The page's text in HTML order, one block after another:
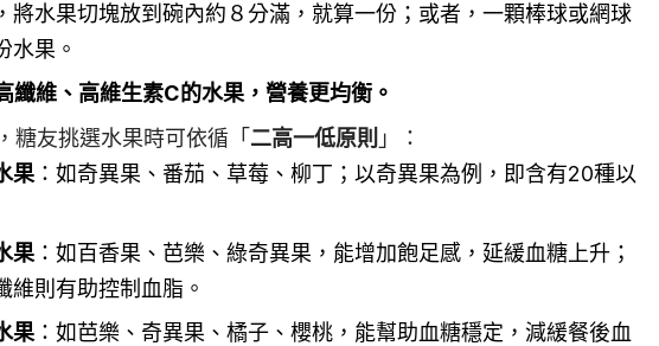
將水果切塊放到碗內約８分滿，就算一份；或者，一顆棒球或網球
水果。
纖維、高維生素C的水果，營養更均衡。
糖友挑選水果時可依循「二高一低原則 」：
果 ：如奇異果、番茄、草莓、柳丁；以奇異果為例，即含有20種以
果 ：如百香果、芭樂、綠奇異果，能增加飽足感，延緩血糖上升；
維則有助控制血脂。
果 ：如芭樂、奇異果、橘子、櫻桃，能幫助血糖穩定，減緩餐後血